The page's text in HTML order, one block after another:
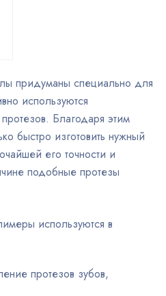
придуманы специально для
используются
Благодаря этим
быстро изготовить нужный
его точности и
подобные протезы
используются в
протезов зубов,